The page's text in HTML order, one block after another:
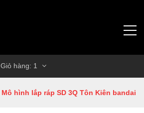
Giỏ hàng: 1
Mô hình lắp ráp SD 3Q Tôn Kiên bandai